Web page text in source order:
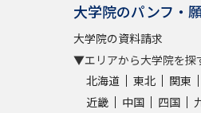
大学院のパンフ・
大学院の資料請求
▼エリアから大学院を探
北海道
東北 関東
近畿
中国 四国